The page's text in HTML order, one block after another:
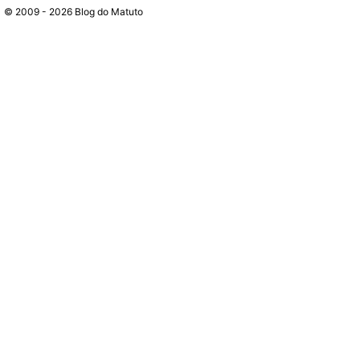
© 2009 - 2026 Blog do Matuto